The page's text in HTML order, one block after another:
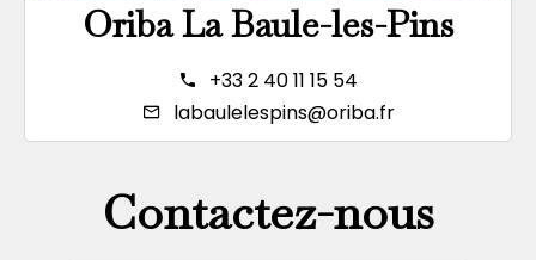
Oriba La Baule-les-Pins
+33 2 40 11 15 54
labaulelespins@oriba.fr
Contactez-nous